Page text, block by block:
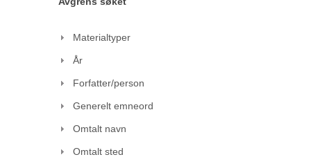
Materialtyper
År
Forfatter/person
Generelt emneord
Omtalt navn
Omtalt sted